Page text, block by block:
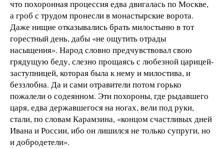
что похоронная процессия едва двигалась по Москве,
а гроб с трудом пронесли в монастырские ворота.
Даже нищие отказывались брать милостыню в тот
горестный день, дабы «не ощутить отрады
насыщения». Народ словно предчувствовал свою
грядущую беду, слезно прощаясь с любезной царицей-
заступницей, которая была к нему и милостива, и
беззлобна. Да и сами отравители потом горько
пожалели о содеянном. Эти похороны, где рыдавшего
царя, едва державшегося на ногах, вели под руки,
стали, по словам Карамзина, «концом счастливых дней
Ивана и России, ибо он лишился не только супруги, но
и добродетели».